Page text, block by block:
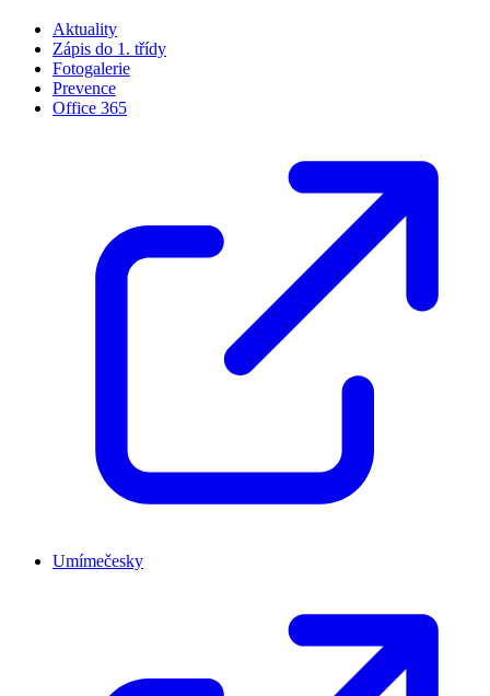
Aktuality
Zápis do 1. třídy
Fotogalerie
Prevence
Office 365
Umímečesky